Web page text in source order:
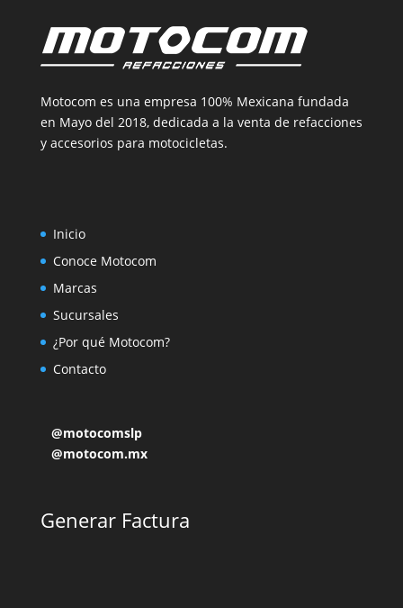
Motocom es una empresa 100% Mexicana fundada
en Mayo del 2018, dedicada a la venta de refacciones
y accesorios para motocicletas.
Inicio
Conoce Motocom
Marcas
Sucursales
¿Por qué Motocom?
Contacto
@motocomslp
@motocom.mx
Generar Factura